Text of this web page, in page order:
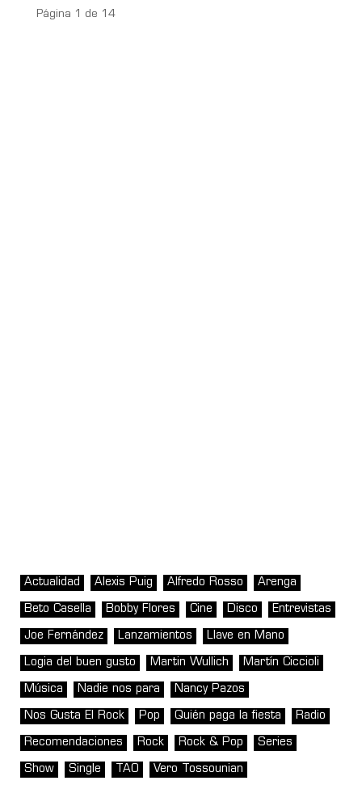
Página 1 de 14
Actualidad Alexis Puig Alfredo Rosso Arenga
Beto Casella Bobby Flores Cine Disco Entrevistas
Joe Fernández Lanzamientos Llave en Mano
Logia del buen gusto Martin Wullich Martín Ciccioli
Música Nadie nos para Nancy Pazos
Nos Gusta El Rock Pop Quién paga la fiesta Radio
Recomendaciones Rock Rock & Pop Series
Show Single TAO Vero Tossounian